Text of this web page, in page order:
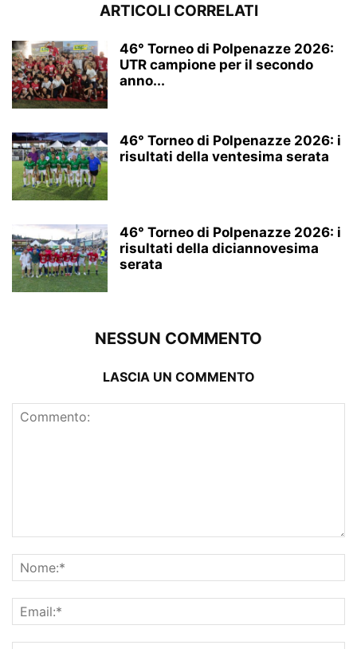
ARTICOLI CORRELATI
46° Torneo di Polpenazze 2026:
UTR campione per il secondo
anno...
46° Torneo di Polpenazze 2026: i
risultati della ventesima serata
46° Torneo di Polpenazze 2026: i
risultati della diciannovesima
serata
NESSUN COMMENTO
LASCIA UN COMMENTO